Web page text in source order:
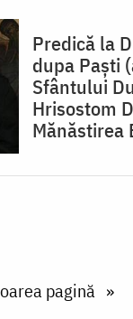
Predică la
dupa Paști
Sfântului
Hrisostom
Mănăstirea
pagină